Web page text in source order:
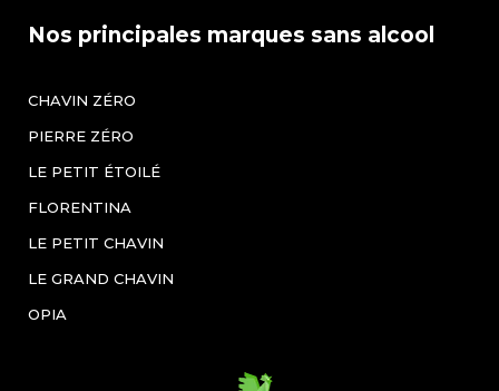
Nos principales marques sans alcool
CHAVIN ZÉRO
PIERRE ZÉRO
LE PETIT ÉTOILÉ
FLORENTINA
LE PETIT CHAVIN
LE GRAND CHAVIN
OPIA